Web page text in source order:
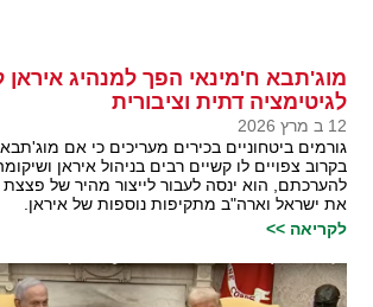
מוג'תבא ח'מינאי הפך למנהיג איראן
לגיטימציה דתית וציבורית
12 ב מרץ 2026
גורמים ביטחוניים בכירים מעריכים כי אם
בקרוב צפויים לו קשיים רבים בניהול איראן
להערכתם, הוא ינסה לעבור לייצור מהיר של פצצת
את ישראל וארה"ב מתקיפות נוספות של איראן.
לקריאה >>